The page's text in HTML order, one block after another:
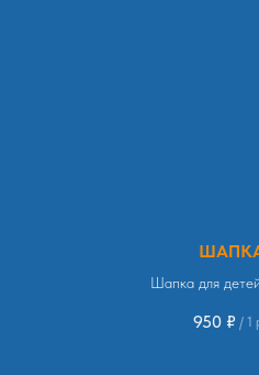
Шапка для
950 ₽ / 1